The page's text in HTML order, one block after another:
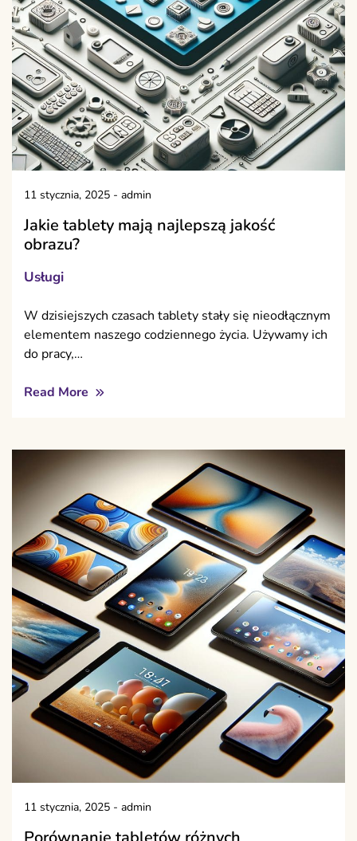
11 stycznia, 2025 - admin
Jakie tablety mają najlepszą jakość
obrazu?
Usługi
W dzisiejszych czasach tablety stały się nieodłącznym
elementem naszego codziennego życia. Używamy ich
do pracy,…
Read More
11 stycznia, 2025 - admin